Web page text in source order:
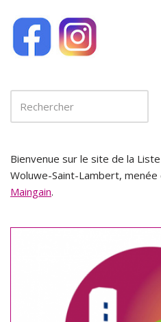
Bienvenue sur le site de la
Woluwe-Saint-Lambert,
Maingain.